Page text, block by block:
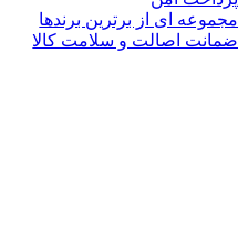
مجموعه ای از برترین برندها
ضمانت اصالت و سلامت کالا